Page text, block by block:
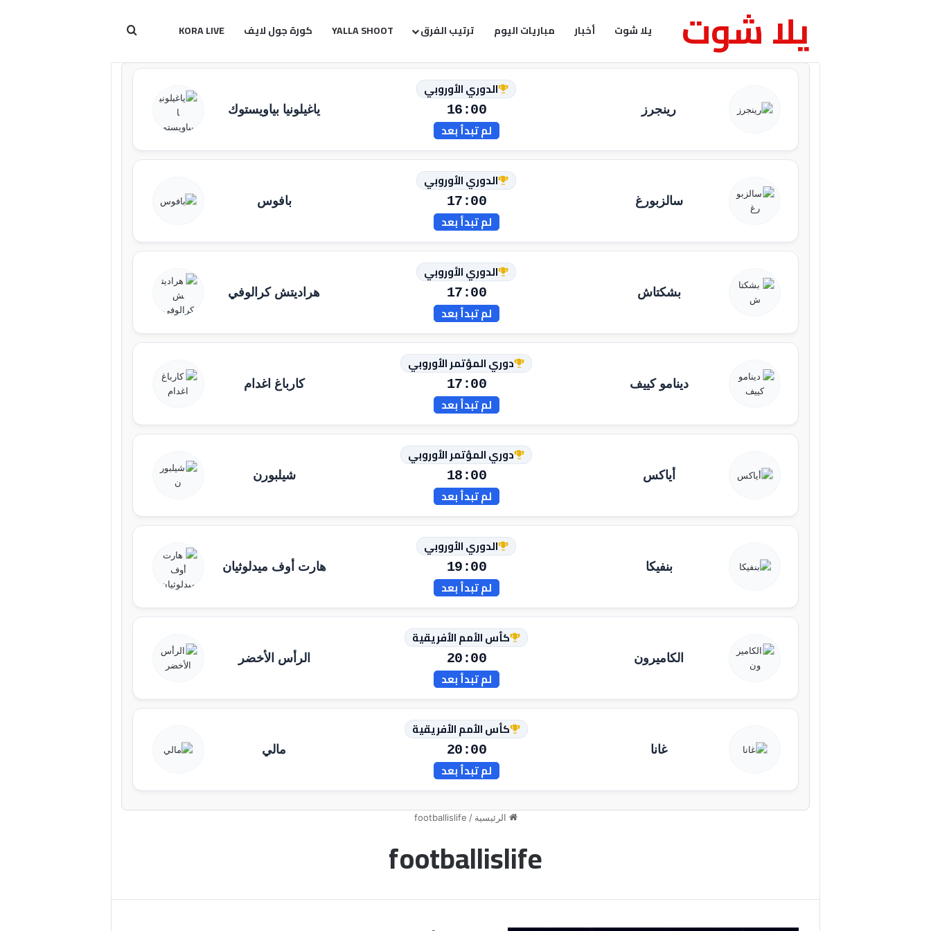
يلا شوت يلا شوت أخبار مباريات اليوم ترتيب الفرق YALLA SHOOT كورة جول لايف KORA LIVE بحث عن
رينجرز
الدوري الأوروبي
16:00
لم تبدأ بعد
ياغيلونيا بياويستوك
سالزبورغ
الدوري الأوروبي
17:00
لم تبدأ بعد
بافوس
بشكتاش
الدوري الأوروبي
17:00
لم تبدأ بعد
هراديتش كرالوفي
دينامو كييف
دوري المؤتمر الأوروبي
17:00
لم تبدأ بعد
كارباغ اغدام
أياكس
دوري المؤتمر الأوروبي
18:00
لم تبدأ بعد
شيلبورن
بنفيكا
الدوري الأوروبي
19:00
لم تبدأ بعد
هارت أوف ميدلوثيان
الكاميرون
كأس الأمم الأفريقية
20:00
لم تبدأ بعد
الرأس الأخضر
غانا
كأس الأمم الأفريقية
20:00
لم تبدأ بعد
مالي
الرئيسية /
footballislife
footballislife